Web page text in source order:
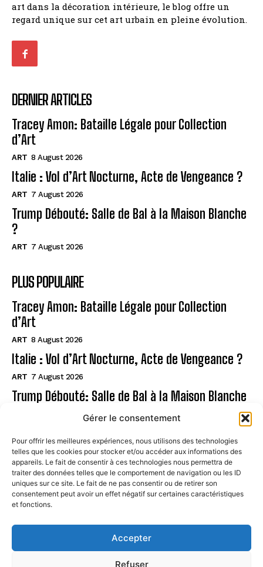
Gérer le consentement
Pour offrir les meilleures expériences, nous utilisons des technologies
telles que les cookies pour stocker et/ou accéder aux informations des
appareils. Le fait de consentir à ces technologies nous permettra de
traiter des données telles que le comportement de navigation ou les ID
uniques sur ce site. Le fait de ne pas consentir ou de retirer son
consentement peut avoir un effet négatif sur certaines caractéristiques
et fonctions.
Accepter
Refuser
art dans la décoration intérieure, le blog offre un
regard unique sur cet art urbain en pleine évolution.
DERNIER ARTICLES
Tracey Amon: Bataille Légale pour Collection
d’Art
ART 8 August 2026
Italie : Vol d’Art Nocturne, Acte de Vengeance ?
ART 7 August 2026
Trump Débouté: Salle de Bal à la Maison Blanche
?
ART 7 August 2026
PLUS POPULAIRE
Tracey Amon: Bataille Légale pour Collection
d’Art
ART 8 August 2026
Italie : Vol d’Art Nocturne, Acte de Vengeance ?
ART 7 August 2026
Trump Débouté: Salle de Bal à la Maison Blanche
Page
CONTACT
MENTIONS LÉGALES